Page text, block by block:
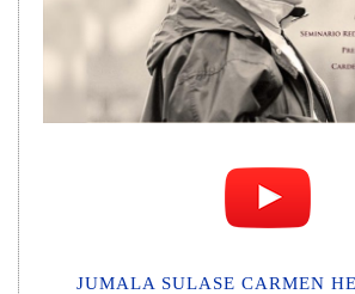
JUMALA SULASE CARMEN